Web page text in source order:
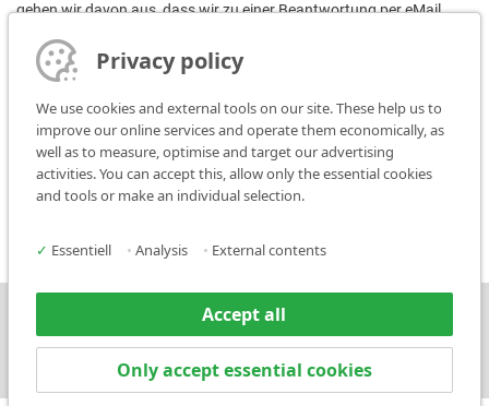
gehen wir davon aus, dass wir zu einer Beantwortung per eMail
andere Art der Kommunikation verweisen. Eine Verschlüsselung der
Nachricht mit gängigen Verschlüsselungsstandards (z.B. PGP)
Bildernachweis:
Ländericons:
Icons made by Freepikfromwww.flaticon.com
Press Contact
Privacy policy
We use cookies and external tools on our site. These help us to
improve our online services and operate them economically, as
well as to measure, optimise and target our advertising
activities. You can accept this, allow only the essential cookies
and tools or make an individual selection.
✓ Essentiell • Analysis • External contents
Accept all
Only accept essential cookies